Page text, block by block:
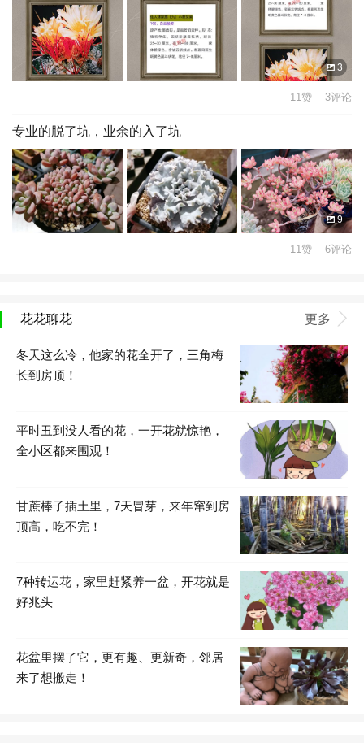
3
11赞 3评论
专业的脱了坑，业余的入了坑
9
11赞 6评论
花花聊花 更多
冬天这么冷，他家的花全开了，三角梅
长到房顶！
平时丑到没人看的花，一开花就惊艳，
全小区都来围观！
甘蔗棒子插土里，7天冒芽，来年窜到房
顶高，吃不完！
7种转运花，家里赶紧养一盆，开花就是
好兆头
花盆里摆了它，更有趣、更新奇，邻居
来了想搬走！